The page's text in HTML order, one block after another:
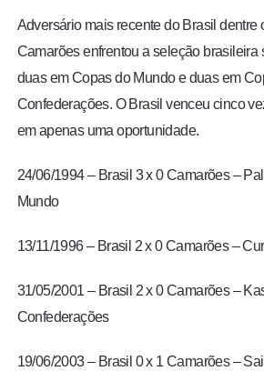
Adversário mais recente do Brasil dentre
Camarões enfrentou a seleção brasileira
duas em Copas do Mundo e duas em
Confederações. O Brasil venceu cinco
em apenas uma oportunidade.
24/06/1994 – Brasil 3 x 0 Camarões –
Mundo
13/11/1996 – Brasil 2 x 0 Camarões –
31/05/2001 – Brasil 2 x 0 Camarões –
Confederações
19/06/2003 – Brasil 0 x 1 Camarões –